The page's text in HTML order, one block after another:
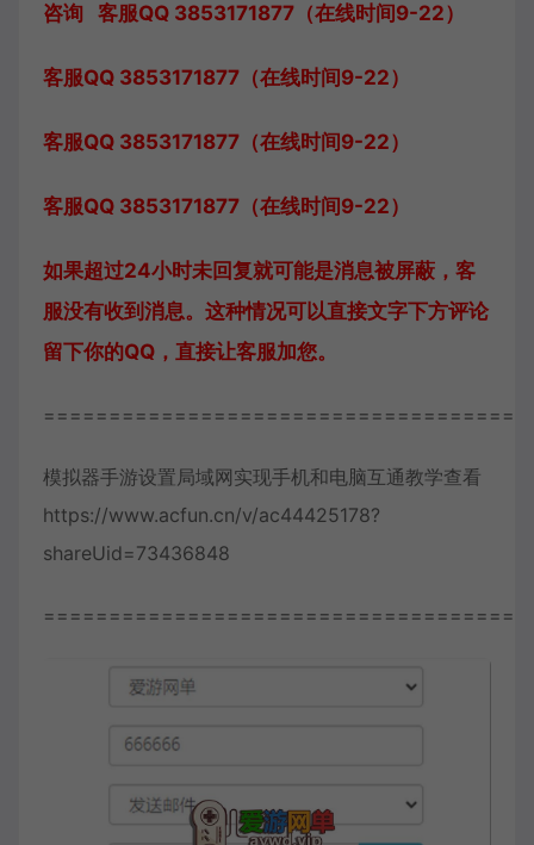
咨询 客服QQ 3853171877（在线时间9-22）
客服QQ 3853171877（在线时间9-22）
客服QQ 3853171877（在线时间9-22）
客服QQ 3853171877（在线时间9-22）
如果超过24小时未回复就可能是消息被屏蔽，客
服没有收到消息。这种情况可以直接文字下方评论
留下你的QQ，直接让客服加您。
模拟器手游设置局域网实现手机和电脑互通教学查看
https://www.acfun.cn/v/ac44425178?
shareUid=73436848